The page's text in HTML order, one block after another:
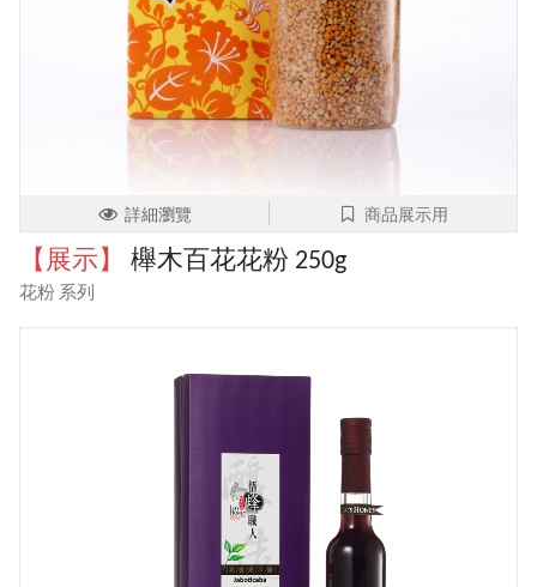
詳細瀏覽 商品展示用
【展示】 櫸木百花花粉 250g
花粉 系列